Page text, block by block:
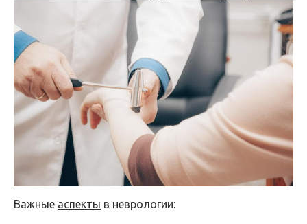
Важные аспекты в неврологии: